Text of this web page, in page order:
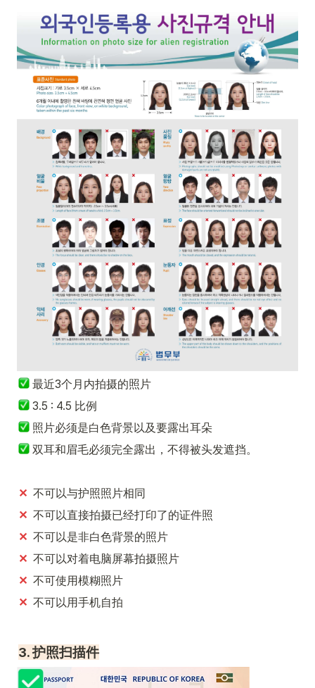
最近3个月内拍摄的照片
3.5 : 4.5 比例
照片必须是白色背景以及要露出耳朵
双耳和眉毛必须完全露出，不得被头发遮挡。
✕ 不可以与护照照片相同
✕ 不可以直接拍摄已经打印了的证件照
✕ 不可以是非白色背景的照片
✕ 不可以对着电脑屏幕拍摄照片
✕ 不可使用模糊照片
✕ 不可以用手机自拍
3. 护照扫描件